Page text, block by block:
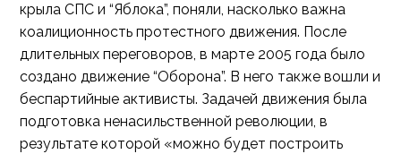
крыла СПС и “Яблока”, поняли, насколько важна
коалиционность протестного движения. После
длительных переговоров, в марте 2005 года было
создано движение “Оборона”. В него также вошли и
беспартийные активисты. Задачей движения была
подготовка ненасильственной революции, в
результате которой «можно будет построить